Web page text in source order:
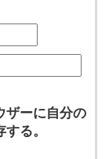
ザーに自分の
る。